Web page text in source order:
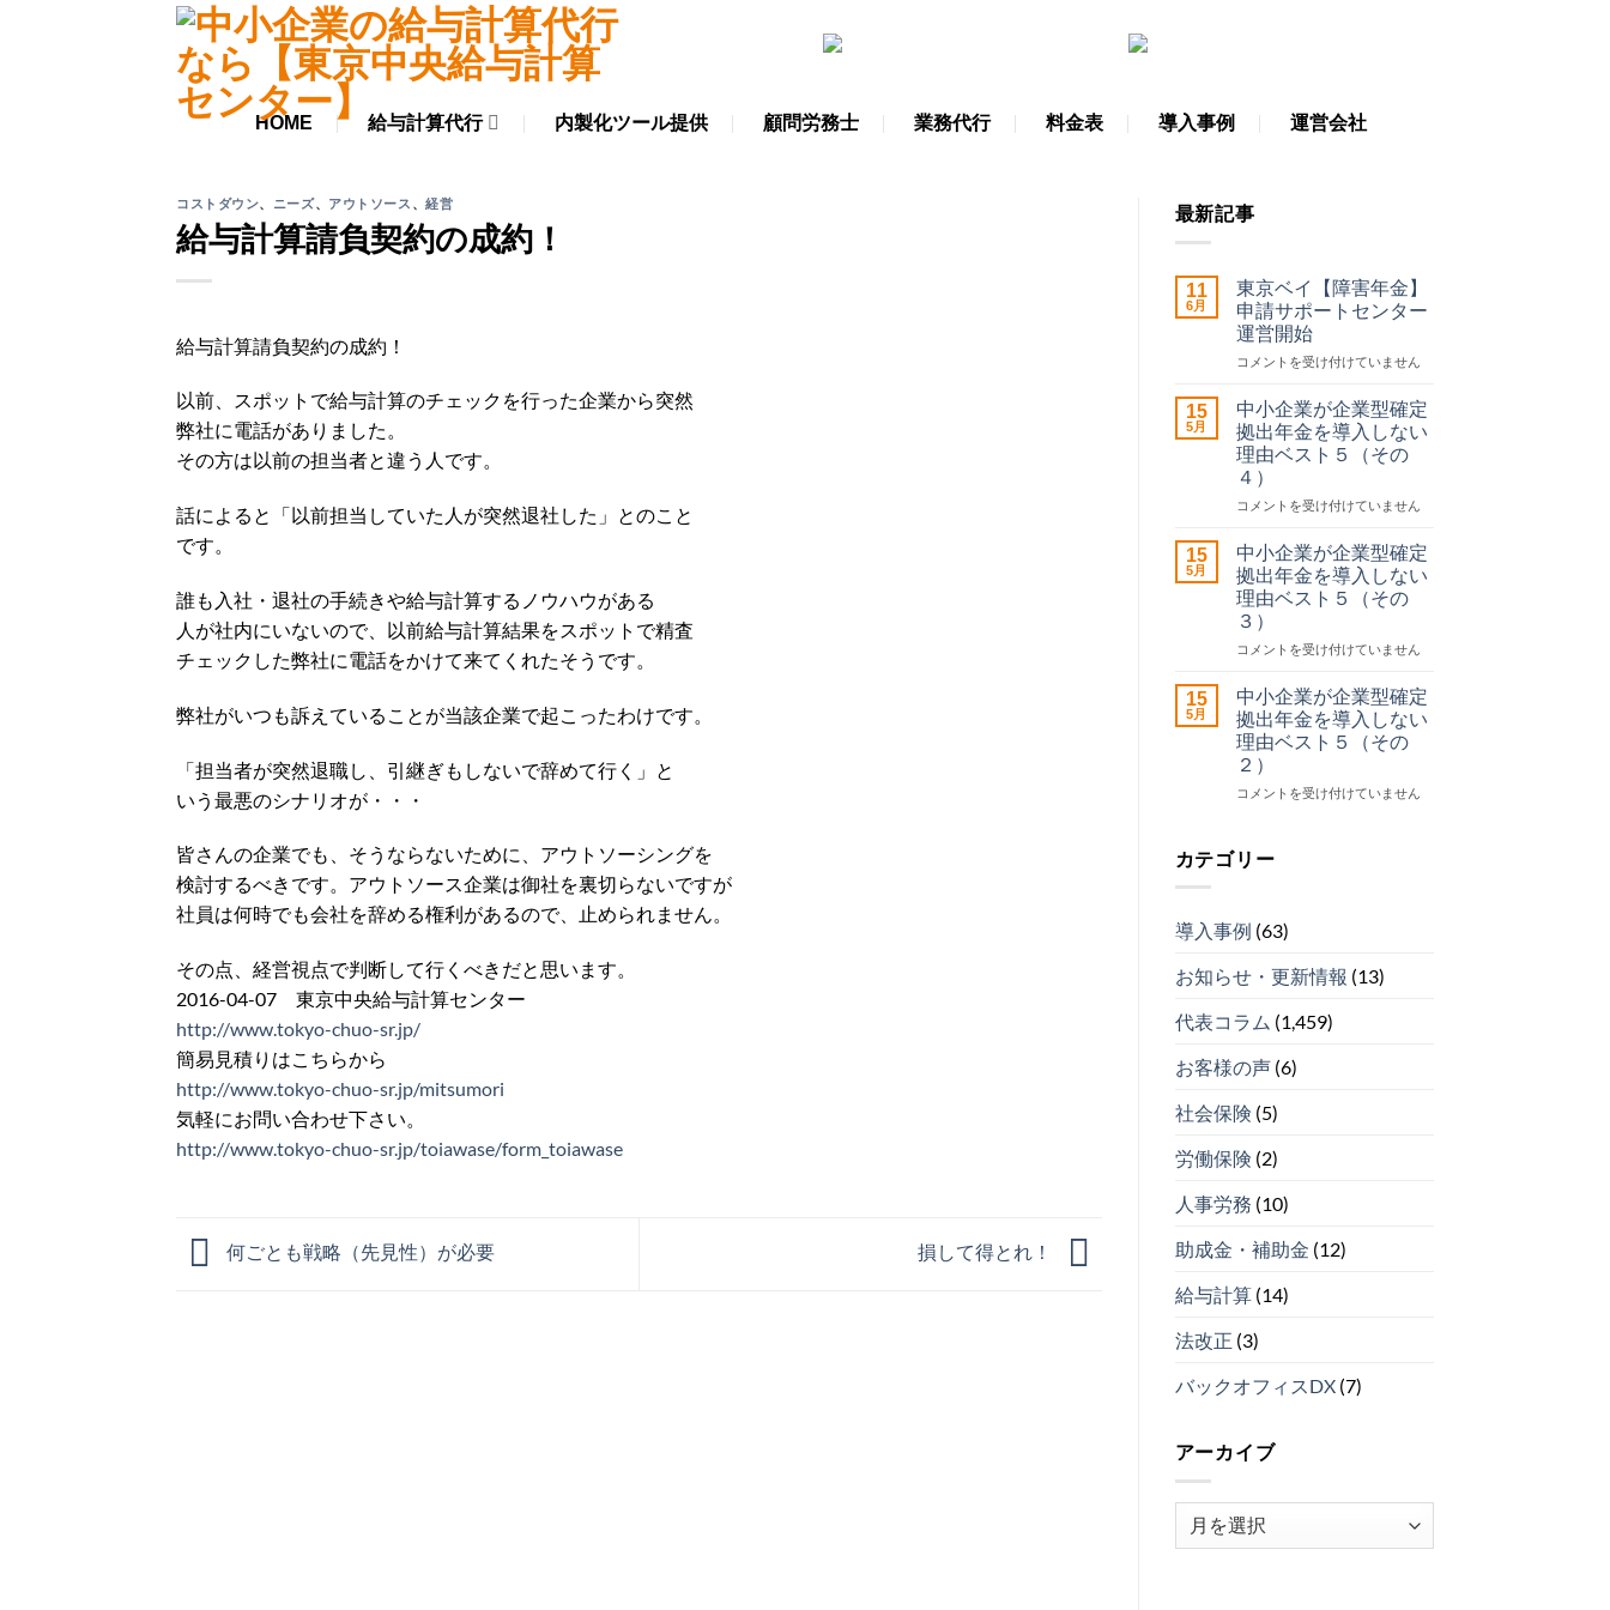
HOME 給与計算代行 内製化ツール提供 顧問労務士 業務代行 料金表 導入事例 運営会社
コストダウン、 ニーズ、 アウトソース 、経営
給与計算請負契約の成約！
給与計算請負契約の成約！
以前、スポットで給与計算のチェックを行った企業から突然
弊社に電話がありました。
その方は以前の担当者と違う人です。
話によると「以前担当していた人が突然退社した」とのこと
です。
誰も入社・退社の手続きや給与計算するノウハウがある
人が社内にいないので、以前給与計算結果をスポットで精査
チェックした弊社に電話をかけて来てくれたそうです。
弊社がいつも訴えていることが当該企業で起こったわけです。
「担当者が突然退職し、引継ぎもしないで辞めて行く」と
いう最悪のシナリオが・・・
皆さんの企業でも、そうならないために、アウトソーシングを
検討するべきです。アウトソース企業は御社を裏切らないですが
社員は何時でも会社を辞める権利があるので、止められません。
その点、経営視点で判断して行くべきだと思います。
2016-04-07 東京中央給与計算センター
http://www.tokyo-chuo-sr.jp/
簡易見積りはこちらから
http://www.tokyo-chuo-sr.jp/mitsumori
気軽にお問い合わせ下さい。
http://www.tokyo-chuo-sr.jp/toiawase/form_toiawase
何ごとも戦略（先見性）が必要 損して得とれ！
最新記事
11
6月
東京ベイ【障害年金】
申請サポートセンター
運営開始
東
ベ
イ
【障
害
年
金】
請
サ
ポ
ー
ト
セ
タ
ー
運
営
開
始
コメントを受け付けていません
15
5月
中小企業が企業型確定
拠出年金を導入しない
理由ベスト５（その
４）
中
企
業
が
企
業
型
定
拠
出
年
金
を
し
な
由
ス
５
（そ
４）
コメントを受け付けていません
15
5月
中小企業が企業型確定
拠出年金を導入しない
理由ベスト５（その
３）
中
企
業
が
企
業
型
拠
出
を
入
な
い
由
ス
５
の
３）
コメントを受け付けていません
15
5月
中小企業が企業型確定
拠出年金を導入しない
理由ベスト５（その
２）
中
業
が
型
定
出
年
を
入
な
理
由
５
の
は
コメントを受け付けていません
カテゴリー
導入事例 (63)
お知らせ・更新情報 (13)
代表コラム (1,459)
お客様の声(6)
社会保険 (5)
労働保険 (2)
人事労務 (10)
助成金・補助金 (12)
給与計算(14)
法改正 (3)
バックオフィスDX(7)
アーカイブ